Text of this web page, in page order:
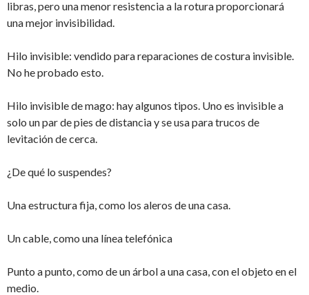
libras, pero una menor resistencia a la rotura proporcionará
una mejor invisibilidad.
Hilo invisible: vendido para reparaciones de costura invisible.
No he probado esto.
Hilo invisible de mago: hay algunos tipos. Uno es invisible a
solo un par de pies de distancia y se usa para trucos de
levitación de cerca.
¿De qué lo suspendes?
Una estructura fija, como los aleros de una casa.
Un cable, como una línea telefónica
Punto a punto, como de un árbol a una casa, con el objeto en el
medio.